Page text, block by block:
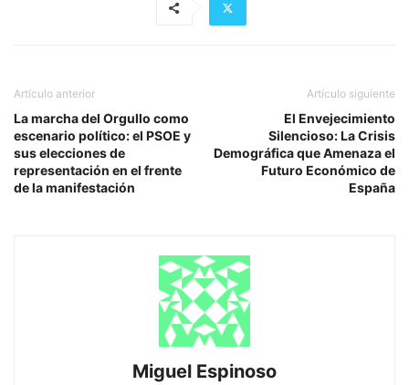
Artículo anterior
La marcha del Orgullo como
escenario político: el PSOE y
sus elecciones de
representación en el frente
de la manifestación
Artículo siguiente
El Envejecimiento
Silencioso: La Crisis
Demográfica que Amenaza el
Futuro Económico de
España
Miguel Espinoso